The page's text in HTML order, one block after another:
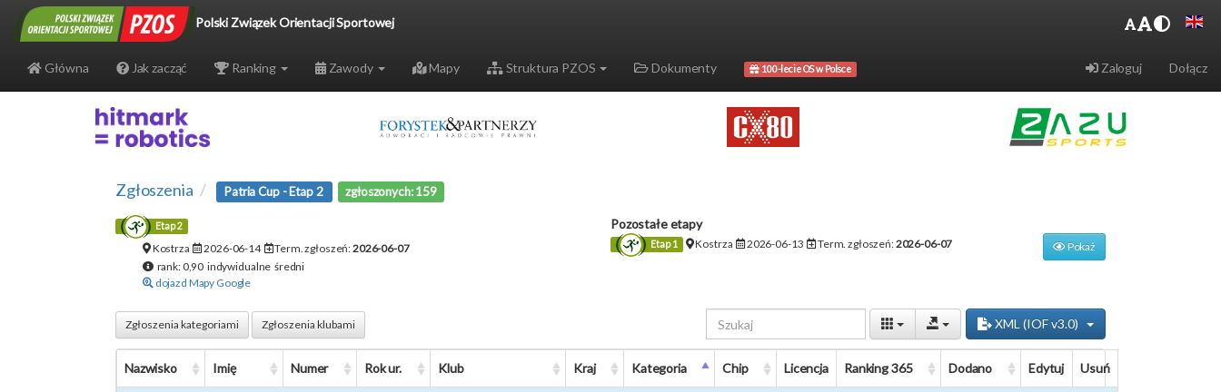
Polski Związek Orientacji Sportowej
Główna Jak zacząć Ranking Zawody Mapy Struktura PZOS Dokumenty 100-lecie OS w Polsce Zaloguj Dołącz
Zgłoszenia Patria Cup - Etap 2 zgłoszonych: 159
Etap 2
Kostrza 2026-06-14 Term. zgłoszeń:2026-06-07
rank: 0,90 indywidualne średni
dojazd Mapy Google
Pozostałe etapy
Etap 1 Kostrza 2026-06-13 Term. zgłoszeń:2026-06-07 Pokaż
XML (IOF v3.0)
Zgłoszenia kategoriami Zgłoszenia klubami
Nazwisko Imię Numer Rok ur. Klub Kraj Kategoria Chip Licencja Ranking 365 Dodano Edytuj Usuń